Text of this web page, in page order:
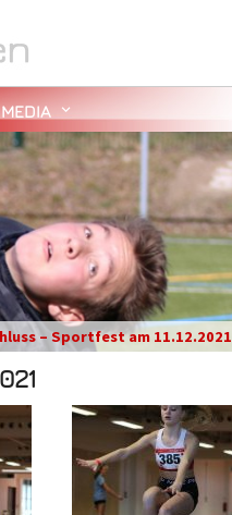
MEDIA
– Sportfest am 11.12.2021